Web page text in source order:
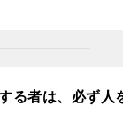
る者は、必ず人